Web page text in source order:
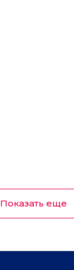
Показать еще